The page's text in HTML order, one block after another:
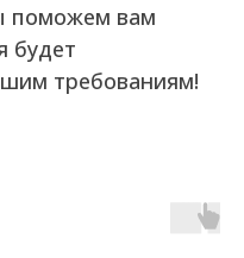
поможем вам
будет
требованиям!